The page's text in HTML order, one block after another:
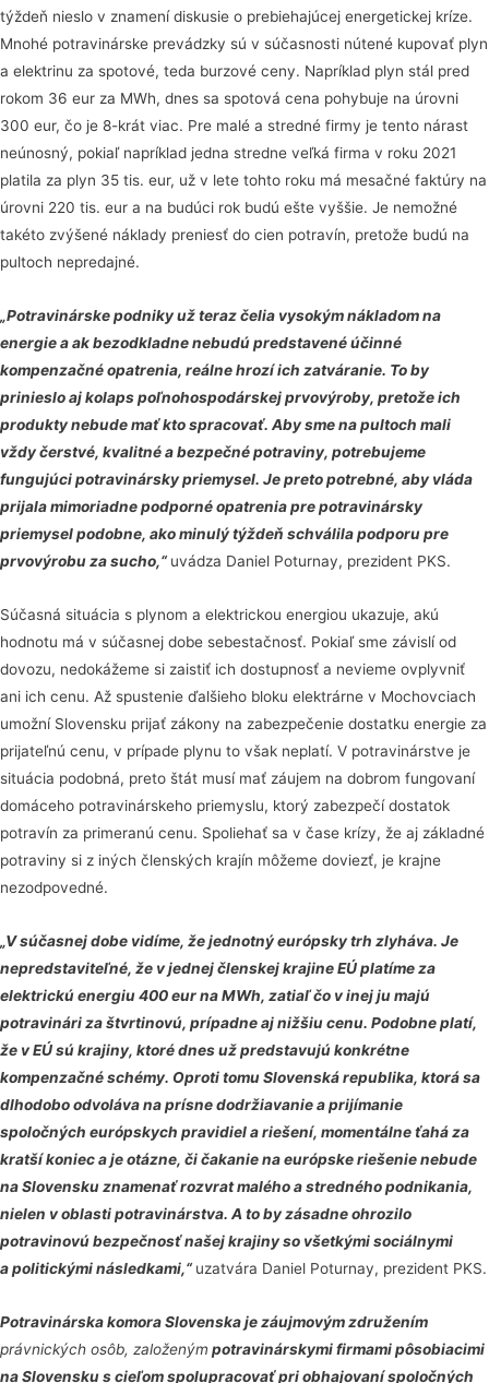
týždeň nieslo v znamení diskusie o prebiehajúcej energetickej kríze.
Mnohé potravinárske prevádzky sú v súčasnosti nútené kupovať plyn
a elektrinu za spotové, teda burzové ceny. Napríklad plyn stál pred
rokom 36 eur za MWh, dnes sa spotová cena pohybuje na úrovni
300 eur, čo je 8-krát viac. Pre malé a stredné firmy je tento nárast
neúnosný, pokiaľ napríklad jedna stredne veľká firma v roku 2021
platila za plyn 35 tis. eur, už v lete tohto roku má mesačné faktúry na
úrovni 220 tis. eur a na budúci rok budú ešte vyššie. Je nemožné
takéto zvýšené náklady preniesť do cien potravín, pretože budú na
pultoch nepredajné.
„Potravinárske podniky už teraz čelia vysokým nákladom na
energie a ak bezodkladne nebudú predstavené účinné
kompenzačné opatrenia, reálne hrozí ich zatváranie. To by
prinieslo aj kolaps poľnohospodárskej prvovýroby, pretože ich
produkty nebude mať kto spracovať. Aby sme na pultoch mali
vždy čerstvé, kvalitné a bezpečné potraviny, potrebujeme
fungujúci potravinársky priemysel. Je preto potrebné, aby vláda
prijala mimoriadne podporné opatrenia pre potravinársky
priemysel podobne, ako minulý týždeň schválila podporu pre
prvovýrobu za sucho,“uvádza Daniel Poturnay, prezident PKS.
Súčasná situácia s plynom a elektrickou energiou ukazuje, akú
hodnotu má v súčasnej dobe sebestačnosť. Pokiaľ sme závislí od
dovozu, nedokážeme si zaistiť ich dostupnosť a nevieme ovplyvniť
ani ich cenu. Až spustenie ďalšieho bloku elektrárne v Mochovciach
umožní Slovensku prijať zákony na zabezpečenie dostatku energie za
prijateľnú cenu, v prípade plynu to však neplatí. V potravinárstve je
situácia podobná, preto štát musí mať záujem na dobrom fungovaní
domáceho potravinárskeho priemyslu, ktorý zabezpečí dostatok
potravín za primeranú cenu. Spoliehať sa v čase krízy, že aj základné
potraviny si z iných členských krajín môžeme doviezť, je krajne
nezodpovedné.
„V súčasnej dobe vidíme, že jednotný európsky trh zlyháva. Je
nepredstaviteľné, že v jednej členskej krajine EÚ platíme za
elektrickú energiu 400 eur na MWh, zatiaľ čo v inej ju majú
potravinári za štvrtinovú, prípadne aj nižšiu cenu. Podobne platí,
že v EÚ sú krajiny, ktoré dnes už predstavujú konkrétne
kompenzačné schémy. Oproti tomu Slovenská republika, ktorá sa
dlhodobo odvoláva na prísne dodržiavanie a prijímanie
spoločných európskych pravidiel a riešení, momentálne ťahá za
kratší koniec a je otázne, či čakanie na európske riešenie nebude
na Slovensku znamenať rozvrat malého a stredného podnikania,
nielen v oblasti potravinárstva. A to by zásadne ohrozilo
potravinovú bezpečnosť našej krajiny so všetkými sociálnymi
a politickými následkami,“uzatvára Daniel Poturnay, prezident PKS.
Potravinárska komora Slovenska je záujmovým združením
právnických osôb, založeným potravinárskymi firmami pôsobiacimi
na Slovensku s cieľom spolupracovať pri obhajovaní spoločných